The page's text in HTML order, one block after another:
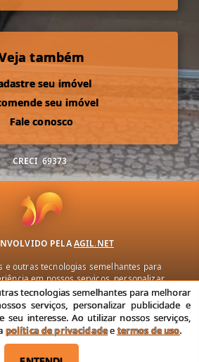
também
seu imóvel
seu imóvel
Fale conosco
CRECI 69373
PELAAGIL.NET
e outras tecnologias semelhantes para
em nossos serviços, personalizar
conteúdo de seu interesse. Ao utilizar
com nossa política de privacidade e
termos de uso.
Privacidade Termos de uso
tecnologias semelhantes para melhorar
serviços, personalizar publicidade e
seu interesse. Ao utilizar nossos serviços,
política de privacidadeetermos de uso.